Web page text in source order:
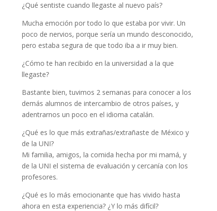
¿Qué sentiste cuando llegaste al nuevo país?
Mucha emoción por todo lo que estaba por vivir. Un
poco de nervios, porque sería un mundo desconocido,
pero estaba segura de que todo iba a ir muy bien.
¿Cómo te han recibido en la universidad a la que
llegaste?
Bastante bien, tuvimos 2 semanas para conocer a los
demás alumnos de intercambio de otros países, y
adentrarnos un poco en el idioma catalán.
¿Qué es lo que más extrañas/extrañaste de México y
de la UNI?
Mi familia, amigos, la comida hecha por mi mamá, y
de la UNI el sistema de evaluación y cercanía con los
profesores.
¿Qué es lo más emocionante que has vivido hasta
ahora en esta experiencia? ¿Y lo más difícil?